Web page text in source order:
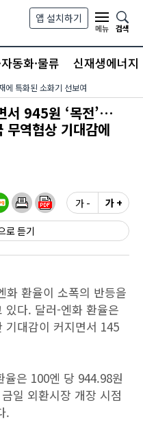
앱 설치하기
메뉴
검색
동화·물류 신재생에너지
에 특화된 소화기 선보여
서 945원 ‘목전’…
무역협상 기대감에
가 - 가 +
화 환율이 소폭의 반등을
있다. 달러-엔화 환율은
기대감이 커지면서 145
은 100엔 당 944.98원
일 외환시장 개장 시점
.